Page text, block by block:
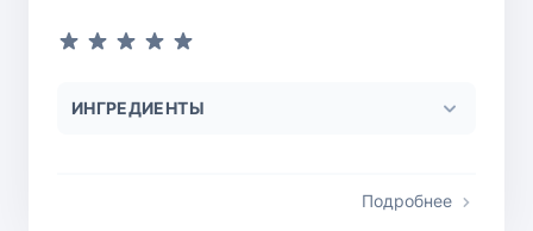
ИНГРЕДИЕНТЫ
Подробнее